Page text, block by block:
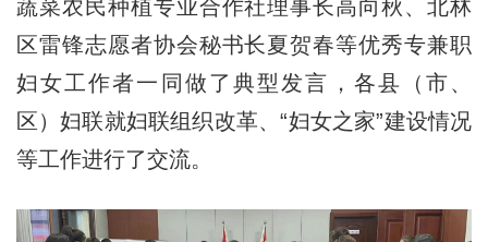
蔬菜农民种植专业合作社理事长高向秋、北林
区雷锋志愿者协会秘书长夏贺春等优秀专兼职
妇女工作者一同做了典型发言，各县（市、
区）妇联就妇联组织改革、“妇女之家”建设情况
等工作进行了交流。